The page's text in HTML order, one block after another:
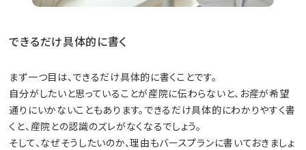
できるだけ具体的に書く
まず一つ目は、できるだけ具体的に書くことです。
自分がしたいと思っていることが産院に伝わらないと、お産が希望
通りにいかないこともあります。できるだけ具体的にわかりやすく書
くと、産院との認識のズレがなくなるでしょう。
そして、なぜそうしたいのか、理由もバースプランに書いておきましょ